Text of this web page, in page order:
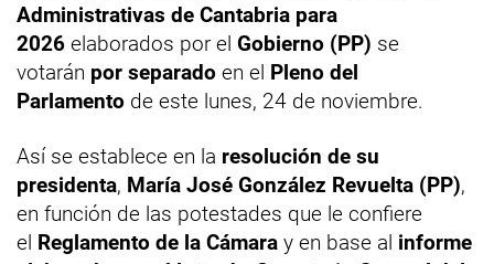
Administrativas de Cantabria para
2026 elaborados por el Gobierno (PP) se
votarán por separado en el Pleno del
Parlamento de este lunes, 24 de noviembre.
Así se establece en la resolución de su
presidenta, María José González Revuelta (PP),
en función de las potestades que le confiere
el Reglamento de la Cámara y en base al informe